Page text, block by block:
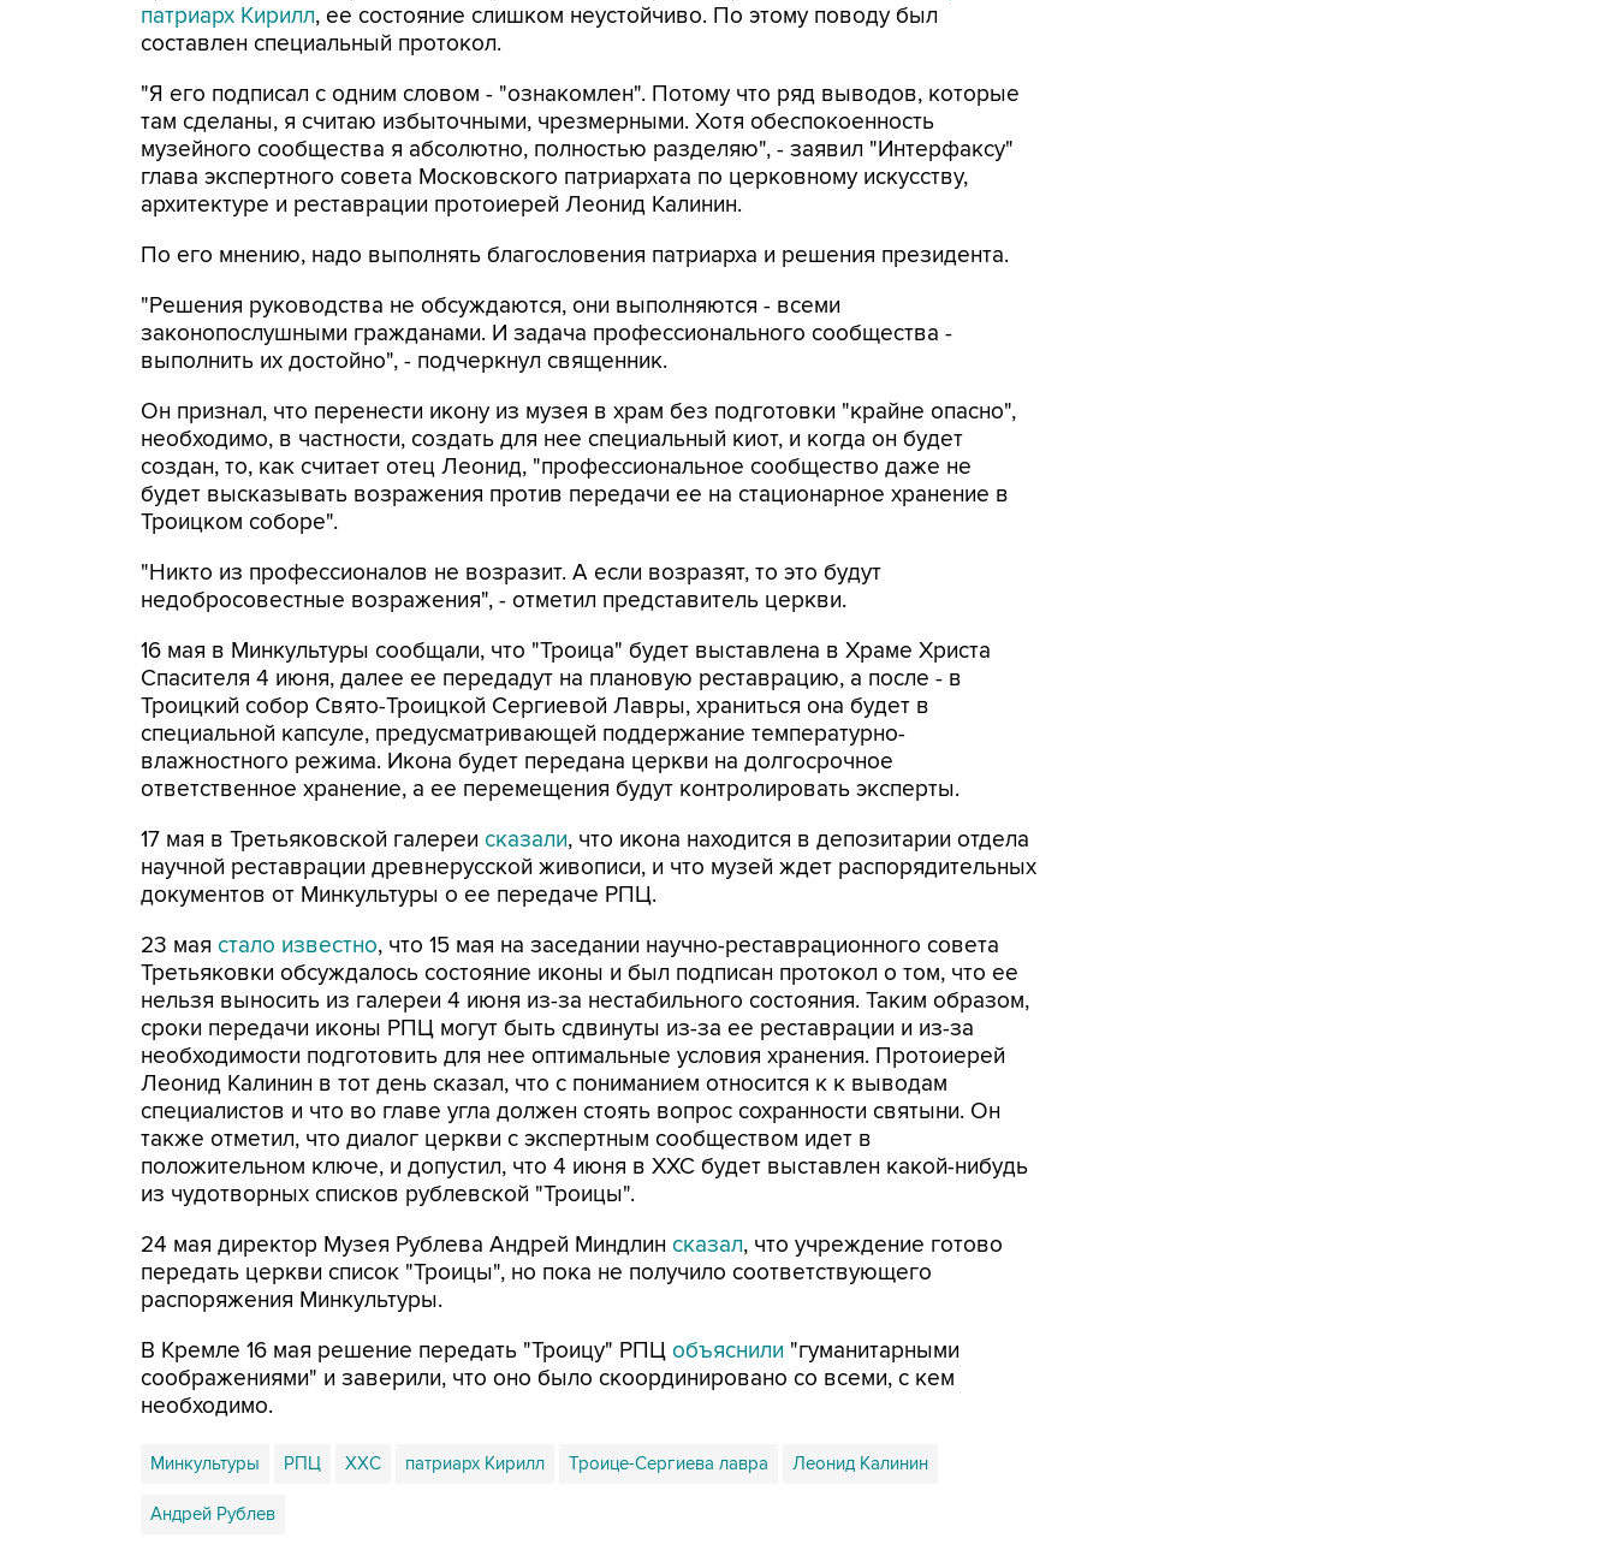
патриарх Кирилл, ее состояние слишком неустойчиво. По этому поводу был
составлен специальный протокол.
"Я его подписал с одним словом - "ознакомлен". Потому что ряд выводов, которые
там сделаны, я считаю избыточными, чрезмерными. Хотя обеспокоенность
музейного сообщества я абсолютно, полностью разделяю", - заявил "Интерфаксу"
глава экспертного совета Московского патриархата по церковному искусству,
архитектуре и реставрации протоиерей Леонид Калинин.
По его мнению, надо выполнять благословения патриарха и решения президента.
"Решения руководства не обсуждаются, они выполняются - всеми
законопослушными гражданами. И задача профессионального сообщества -
выполнить их достойно", - подчеркнул священник.
Он признал, что перенести икону из музея в храм без подготовки "крайне опасно",
необходимо, в частности, создать для нее специальный киот, и когда он будет
создан, то, как считает отец Леонид, "профессиональное сообщество даже не
будет высказывать возражения против передачи ее на стационарное хранение в
Троицком соборе".
"Никто из профессионалов не возразит. А если возразят, то это будут
недобросовестные возражения", - отметил представитель церкви.
16 мая в Минкультуры сообщали, что "Троица" будет выставлена в Храме Христа
Спасителя 4 июня, далее ее передадут на плановую реставрацию, а после - в
Троицкий собор Свято-Троицкой Сергиевой Лавры, храниться она будет в
специальной капсуле, предусматривающей поддержание температурно-
влажностного режима. Икона будет передана церкви на долгосрочное
ответственное хранение, а ее перемещения будут контролировать эксперты.
17 мая в Третьяковской галереи сказали, что икона находится в депозитарии отдела
научной реставрации древнерусской живописи, и что музей ждет распорядительных
документов от Минкультуры о ее передаче РПЦ.
23 мая стало известно, что 15 мая на заседании научно-реставрационного совета
Третьяковки обсуждалось состояние иконы и был подписан протокол о том, что ее
нельзя выносить из галереи 4 июня из-за нестабильного состояния. Таким образом,
сроки передачи иконы РПЦ могут быть сдвинуты из-за ее реставрации и из-за
необходимости подготовить для нее оптимальные условия хранения. Протоиерей
Леонид Калинин в тот день сказал, что с пониманием относится к к выводам
специалистов и что во главе угла должен стоять вопрос сохранности святыни. Он
также отметил, что диалог церкви с экспертным сообществом идет в
положительном ключе, и допустил, что 4 июня в ХХС будет выставлен какой-нибудь
из чудотворных списков рублевской "Троицы".
24 мая директор Музея Рублева Андрей Миндлин сказал, что учреждение готово
передать церкви список "Троицы", но пока не получило соответствующего
распоряжения Минкультуры.
В Кремле 16 мая решение передать "Троицу" РПЦ объяснили "гуманитарными
соображениями" и заверили, что оно было скоординировано со всеми, с кем
необходимо.
Минкультуры РПЦ ХХС патриарх Кирилл Троице-Сергиева лавра Леонид Калинин
Андрей Рублев